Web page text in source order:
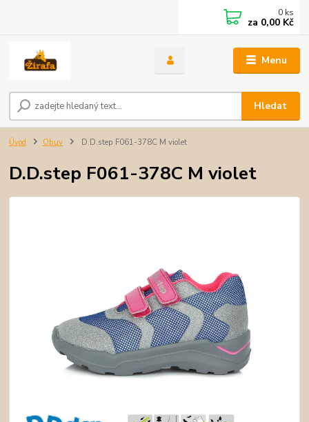
Menu
Hledat
0 ks
za 0,00 Kč
Úvod Obuv D.D.step F061-378C M violet
D.D.step F061-378C M violet